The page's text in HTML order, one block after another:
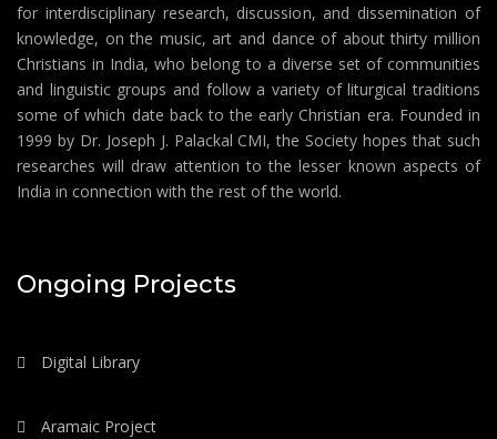
for interdisciplinary research, discussion, and dissemination of
knowledge, on the music, art and dance of about thirty million
Christians in India, who belong to a diverse set of communities
and linguistic groups and follow a variety of liturgical traditions
some of which date back to the early Christian era. Founded in
1999 by Dr. Joseph J. Palackal CMI, the Society hopes that such
researches will draw attention to the lesser known aspects of
India in connection with the rest of the world.
Ongoing Projects
Digital Library
Aramaic Project